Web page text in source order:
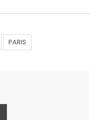
PARIS